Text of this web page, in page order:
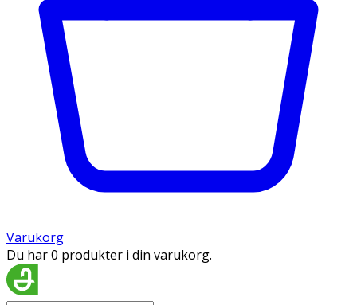
Varukorg
Du har 0 produkter i din varukorg.